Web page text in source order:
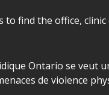
to find the office,
sur la sécurité
Ontario se veut
de violence